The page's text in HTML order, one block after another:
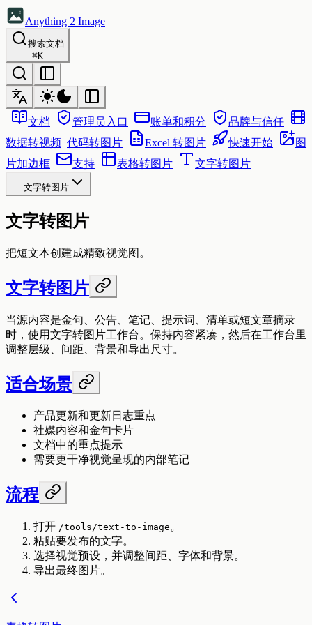
Anything 2 Image
搜索文档
⌘K
文档 管理员入口 账单和积分
品牌与信任
数据转视频 代码转图片 Excel 转图片 快速开始
图
片加边框
支持 表格转图片 文字转图片
文字转图片
文字转图片
把短文本创建成精致视觉图。
文字转图片
当源内容是金句、公告、笔记、提示词、清单或短文章摘录
时，使用文字转图片工作台。保持内容紧凑，然后在工作台里
调整层级、间距、背景和导出尺寸。
适合场景
产品更新和更新日志重点
社媒内容和金句卡片
文档中的重点提示
需要更干净视觉呈现的内部笔记
流程
打开 /tools/text-to-image 。
粘贴要发布的文字。
选择视觉预设，并调整间距、字体和背景。
导出最终图片。